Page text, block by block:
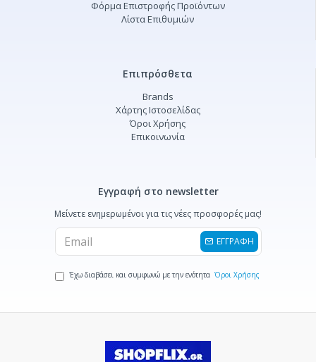
Φόρμα Επιστροφής Προϊόντων
Λίστα Επιθυμιών
Επιπρόσθετα
Brands
Χάρτης Ιστοσελίδας
Όροι Χρήσης
Επικοινωνία
Εγγραφή στο newsletter
Μείνετε ενημερωμένοι για τις νέες προσφορές μας!
ΕΓΓΡΑΦΗ
Έχω διαβάσει και συμφωνώ με την ενότητα Όροι Χρήσης